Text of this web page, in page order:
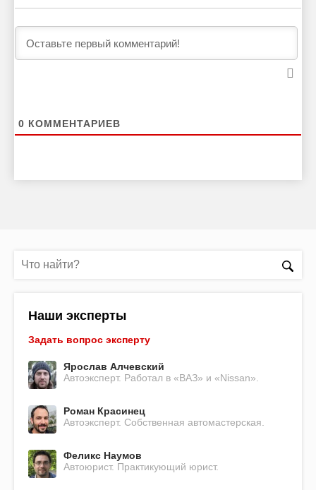
0 КОММЕНТАРИЕВ
Наши эксперты
Задать вопрос эксперту
Ярослав Алчевский
Автоэксперт. Работал в «ВАЗ» и «Nissan».
Роман Красинец
Автоэксперт. Собственная автомастерская.
Феликс Наумов
Автоюрист. Практикующий юрист.